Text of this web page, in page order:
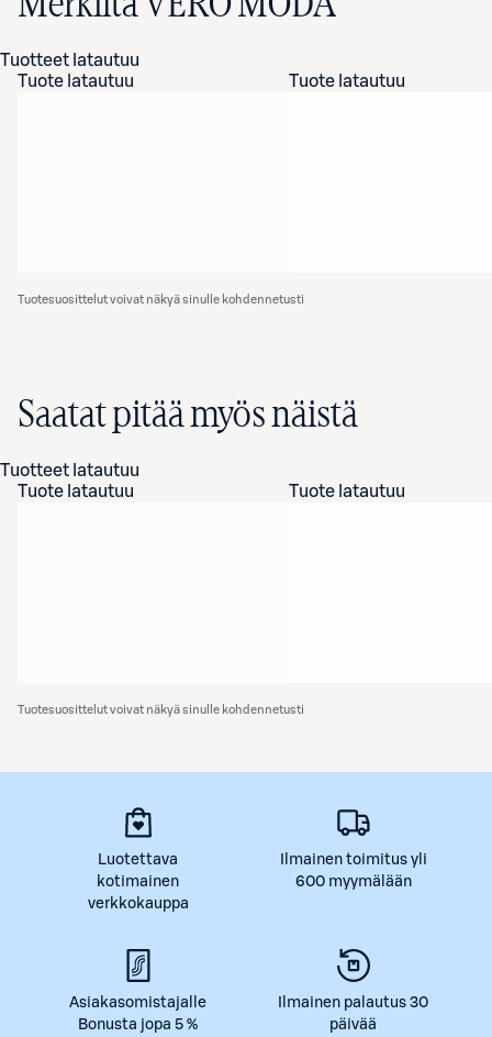
Tuotteet latautuu
Tuote latautuu
Tuote latautuu
Tuotesuosittelut voivat näkyä sinulle kohdennetusti
Saatat pitää myös näistä
Tuotteet latautuu
Tuote latautuu
Tuote latautuu
Tuotesuosittelut voivat näkyä sinulle kohdennetusti
Luotettava
kotimainen
verkkokauppa
Ilmainen toimitus yli
600 myymälään
Asiakasomistajalle
Bonusta jopa 5 %
Ilmainen palautus 30
päivää